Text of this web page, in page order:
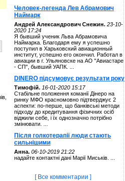
Человек-легенда Лев Абрамович
Наймарк
Андрей Александрович Снежин. 23-10-
2020 17:24
Я бывший ученик Льва Абрамовича
Наймарка. Благодаря ему я успешно
поступил в Харьковский авиационный
институт, успешно его окончил. Работал в
авиации в г. Ульяновске на АО "Авиастаре
- СП", бывший УАПК. ...
DINERO підсумовує результати року
Тимофій. 16-01-2020 15:17
Стабільне положення команії Дінеро на
ринку МФО красномовно підтверджує 2
аспекти: по-перше, що банківські методи
підходу до кредитування фізичних осіб
віджили себе, і їх однозначно потрібно
змінювати. ...
Після голкотерапії люди стають
сильнішими
Анна. 06-10-2019 21:22
надайте контактні дані Марії Миськів. ...
[ Все комментарии ]